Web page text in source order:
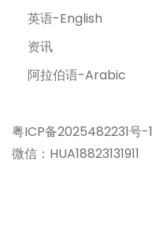
英语-English
资讯
阿拉伯语-Arabic
粤ICP备2025482231号-1
微信：HUA18823131911